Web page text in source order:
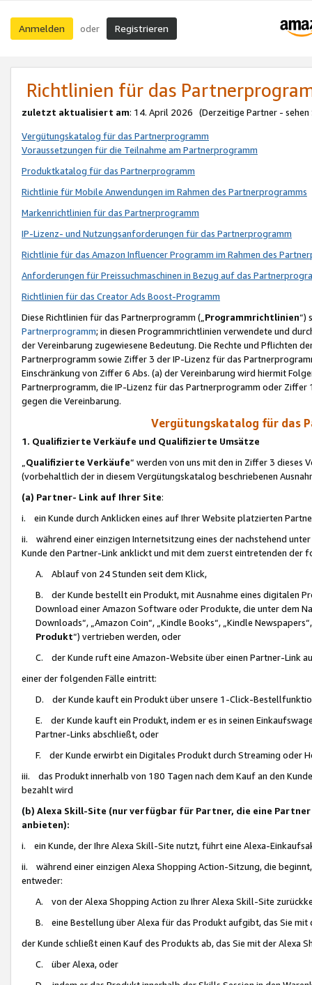
Anmelden oder Registrieren
Richtlinien für das
zuletzt aktualisiert am: 14. April 2026 (Derzeitige Partner - sehen
Vergütungskatalog für das Partnerprogramm
Voraussetzungen für die Teilnahme am Partnerprogramm
Produktkatalog für das Partnerprogramm
Richtlinie für Mobile Anwendungen im Rahmen des Partnerprogramms
Markenrichtlinien für das Partnerprogramm
IP-Lizenz- und Nutzungsanforderungen für das Partnerprogramm
Richtlinie für das Amazon Influencer Programm im Rahmen des
Anforderungen für Preissuchmaschinen in Bezug auf das
Richtlinien für das Creator Ads Boost-Programm
Diese Richtlinien für das Partnerprogramm („Programmrichtlinien“)
Partnerprogramm; in diesen Programmrichtlinien verwendete und
der Vereinbarung zugewiesene Bedeutung. Die Rechte und Pflichten
Partnerprogramm sowie Ziffer 3 der IP-Lizenz für das
Einschränkung von Ziffer 6 Abs. (a) der Vereinbarung wird hiermit
Partnerprogramm, die IP-Lizenz für das Partnerprogramm oder
gegen die Vereinbarung.
Vergütungskatalog für das
1. Qualifizierte Verkäufe und Qualifizierte Umsätze
Qualifizierte Verkäufe“ werden von uns mit den in Ziffer 3
(vorbehaltlich der in diesem Vergütungskatalog beschriebenen
(a) Partner- Link auf Ihrer Site:
i. ein Kunde durch Anklicken eines auf Ihrer Website platzierten
ii. während einer einzigen Internetsitzung eines der nachstehend
Kunde den Partner-Link anklickt und mit dem zuerst eintretenden der
A. Ablauf von 24 Stunden seit dem Klick,
B. der Kunde bestellt ein Produkt, mit Ausnahme eines digitalen
Download einer Amazon Software oder Produkte, die unter dem
Downloads“, „Amazon Coin“, „Kindle Books“, „Kindle
Produkt“) vertrieben werden, oder
C. der Kunde ruft eine Amazon-Website über einen Partner-Link
einer der folgenden Fälle eintritt:
D. der Kunde kauft ein Produkt über unsere 1-Click-
E. der Kunde kauft ein Produkt, indem er es in seinen
Partner-Links abschließt, oder
F. der Kunde erwirbt ein Digitales Produkt durch Streaming oder
iii. das Produkt innerhalb von 180 Tagen nach dem Kauf an den
bezahlt wird
(b) Alexa Skill-Site (nur verfügbar für Partner, die eine
anbieten):
i. ein Kunde, der Ihre Alexa Skill-Site nutzt, führt eine Alexa-
ii. während einer einzigen Alexa Shopping Action-Sitzung, die
entweder:
A. von der Alexa Shopping Action zu Ihrer Alexa Skill-Site
B. eine Bestellung über Alexa für das Produkt aufgibt, das Sie mit
der Kunde schließt einen Kauf des Produkts ab, das Sie mit der Alexa
C. über Alexa, oder